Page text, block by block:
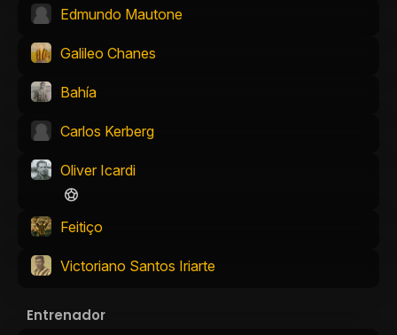
Edmundo Mautone
Galileo Chanes
Bahía
Carlos Kerberg
Oliver Icardi
Feitiço
Victoriano Santos Iriarte
Entrenador